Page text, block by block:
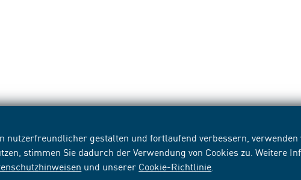
nutzerfreundlicher gestalten und fortlaufend verbessern, verwenden
stimmen Sie dadurch der Verwendung von Cookies zu. Weitere
und unserer Cookie-Richtlinie